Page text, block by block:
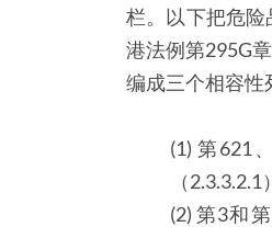
栏。以下把危
港法例第295G
编成三个相容性
(1) 第621
（2.3.3.2.1
(2) 第3和